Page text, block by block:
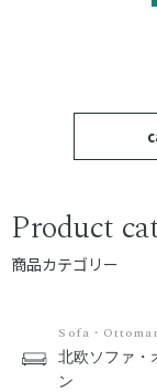
Product
商品カテゴリー
Sofa・
北欧ソファ・
ン